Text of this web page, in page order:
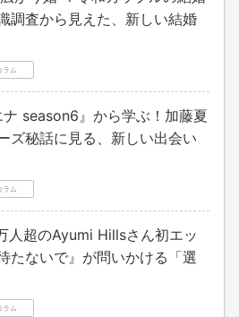
調査から見えた、新しい結婚
ラム
season6』から学ぶ！加藤夏
ズ秘話に見る、新しい出会い
ラム
人超のAyumi Hillsさん初エッ
たないで』が問いかける「選
ラム